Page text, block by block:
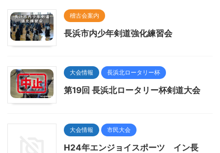
稽古会案内
長浜市内少年剣道強化練習会
大会情報 長浜北ロータリー杯
第19回 長浜北ロータリー杯剣道大会
大会情報 市民大会
H24年エンジョイスポーツ イン長